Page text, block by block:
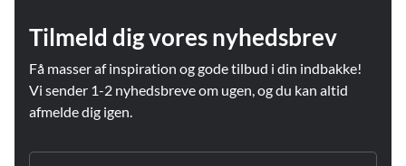
Tilmeld dig vores nyhedsbrev
Få masser af inspiration og gode tilbud i din indbakke!
Vi sender 1-2 nyhedsbreve om ugen, og du kan altid
afmelde dig igen.